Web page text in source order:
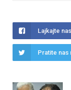
Lajkajte
Pratite nas